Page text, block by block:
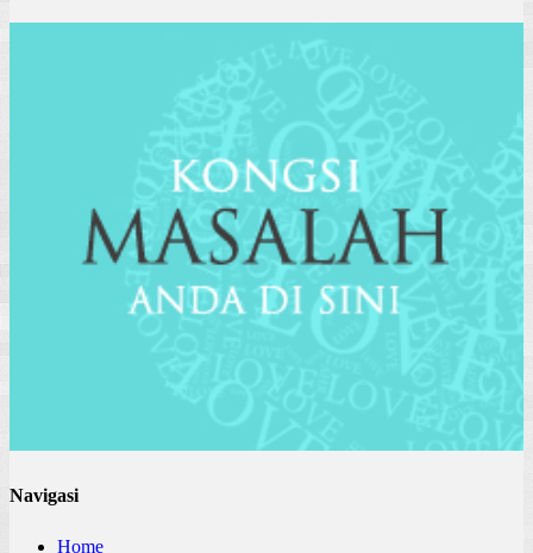
Navigasi
Home